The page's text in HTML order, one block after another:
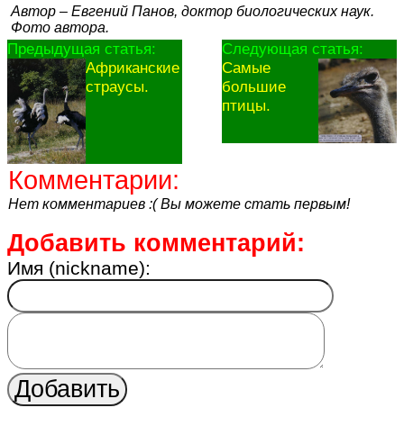
Автор – Евгений Панов, доктор биологических наук.
Фото автора.
Предыдущая статья:
Африканские
страусы.
Следующая статья:
Самые
большие
птицы.
Комментарии:
Нет комментариев :( Вы можете стать первым!
Добавить комментарий:
Имя (nickname):